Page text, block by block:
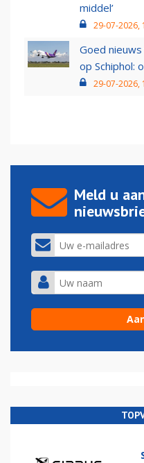
middel’
29-07-2026,
Goed
op Schiphol:
29-07-2026,
Meld u